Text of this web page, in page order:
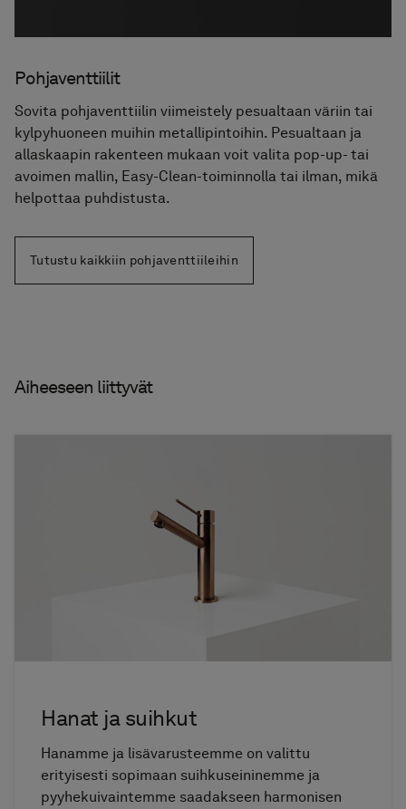
Pohjaventtiilit
Sovita pohjaventtiilin viimeistely pesualtaan väriin tai
kylpyhuoneen muihin metallipintoihin. Pesualtaan ja
allaskaapin rakenteen mukaan voit valita pop-up- tai
avoimen mallin, Easy-Clean-toiminnolla tai ilman, mikä
helpottaa puhdistusta.
Tutustu kaikkiin pohjaventtiileihin
Aiheeseen liittyvät
Hanat ja suihkut
Hanamme ja lisävarusteemme on valittu
erityisesti sopimaan suihkuseininemme ja
pyyhekuivaintemme saadakseen harmonisen